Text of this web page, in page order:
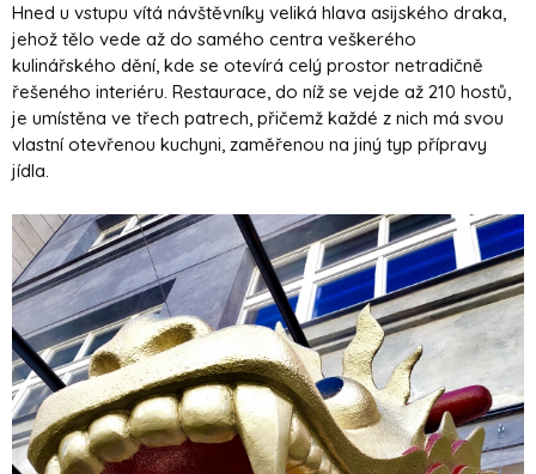
Hned u vstupu vítá návštěvníky veliká hlava asijského draka,
jehož tělo vede až do samého centra veškerého
kulinářského dění, kde se otevírá celý prostor netradičně
řešeného interiéru. Restaurace, do níž se vejde až 210 hostů,
je umístěna ve třech patrech, přičemž každé z nich má svou
vlastní otevřenou kuchyni, zaměřenou na jiný typ přípravy
jídla.